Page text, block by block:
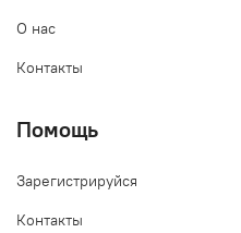
О нас
Контакты
Помощь
Зарегистрируйся
Контакты